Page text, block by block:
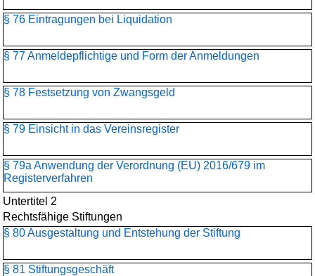
§ 76 Eintragungen bei Liquidation
§ 77 Anmeldepflichtige und Form der Anmeldungen
§ 78 Festsetzung von Zwangsgeld
§ 79 Einsicht in das Vereinsregister
§ 79a Anwendung der Verordnung (EU) 2016/679 im
Registerverfahren
Untertitel 2
Rechtsfähige Stiftungen
§ 80 Ausgestaltung und Entstehung der Stiftung
§ 81 Stiftungsgeschäft